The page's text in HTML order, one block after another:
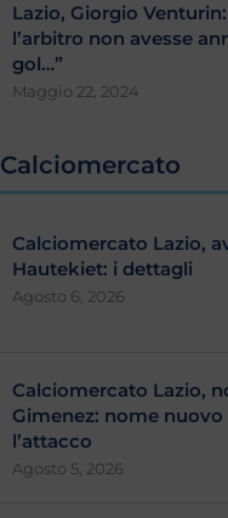
Lazio, Giorgio Venturin:
l’arbitro non avesse
gol…”
Maggio 22, 2024
Calciomercato
Calciomercato Lazio,
Hautekiet: i dettagli
Agosto 6, 2026
Calciomercato Lazio,
Gimenez: nome nuovo
l’attacco
Agosto 5, 2026